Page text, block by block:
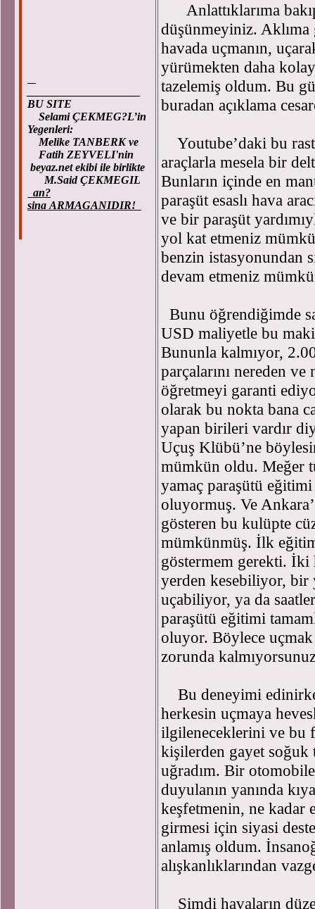
BU SITE
Selami ÇEKMEG?L’in
Yegenleri:
Melike TANBERK ve
Fatih ZEYVELI'nin
beyaz.net ekibi ile birlikte
M.Said ÇEKMEGIL
an?
sina ARMAGANIDIR!
Anlattıklarıma
düşünmeyiniz. Aklıma
havada uçmanın,
yürümekten daha
tazelemiş oldum. Bu
buradan açıklama
Youtube’daki bu
araçlarla mesela bir
Bunların içinde en
paraşüt esaslı hava
ve bir paraşüt
yol kat etmeniz
benzin istasyonundan
devam etmeniz
Bunu öğrendiğimde
USD maliyetle bu
Bununla kalmıyor,
parçalarını nereden
öğretmeyi garanti
olarak bu nokta bana
yapan birileri vardır
Uçuş Klübü’ne
mümkün oldu. Meğer
yamaç paraşütü
oluyormuş. Ve
gösteren bu kulüpte
mümkünmüş. İlk
göstermem gerekti. İki
yerden kesebiliyor, bir
uçabiliyor, ya da
paraşütü eğitimi
oluyor. Böylece
zorunda
Bu deneyimi
herkesin uçmaya
ilgileneceklerini ve bu
kişilerden gayet soğuk
uğradım. Bir
duyulanın yanında
keşfetmenin, ne kadar
girmesi için siyasi
anlamış oldum.
alışkanlıklarından
Şimdi havaların